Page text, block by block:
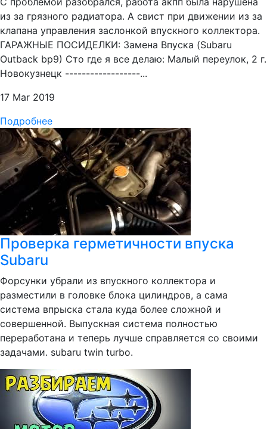
из за грязного радиатора. А свист при движении из за
клапана управления заслонкой впускного коллектора.
ГАРАЖНЫЕ ПОСИДЕЛКИ: Замена Впуска (Subaru
Outback bp9) Сто где я все делаю: Малый переулок, 2 г.
Новокузнецк ------------------...
17 Mar 2019
Подробнее
Проверка герметичности впуска
Subaru
Форсунки убрали из впускного коллектора и
разместили в головке блока цилиндров, а сама
система впрыска стала куда более сложной и
совершенной. Выпускная система полностью
переработана и теперь лучше справляется со своими
задачами. subaru twin turbo.